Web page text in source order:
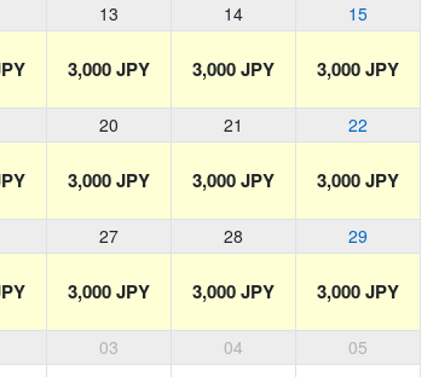
13 14 15
3,000 JPY 3,000 JPY 3,000 JPY
20 21 22
3,000 JPY 3,000 JPY 3,000 JPY
27 28 29
3,000 JPY 3,000 JPY 3,000 JPY
03 04 05